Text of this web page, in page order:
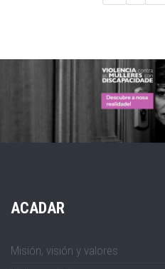
ACADAR
Misión, visión y valores